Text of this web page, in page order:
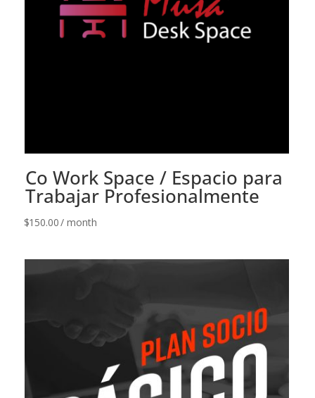
Co Work Space / Espacio para
Trabajar Profesionalmente
$150.00/ month